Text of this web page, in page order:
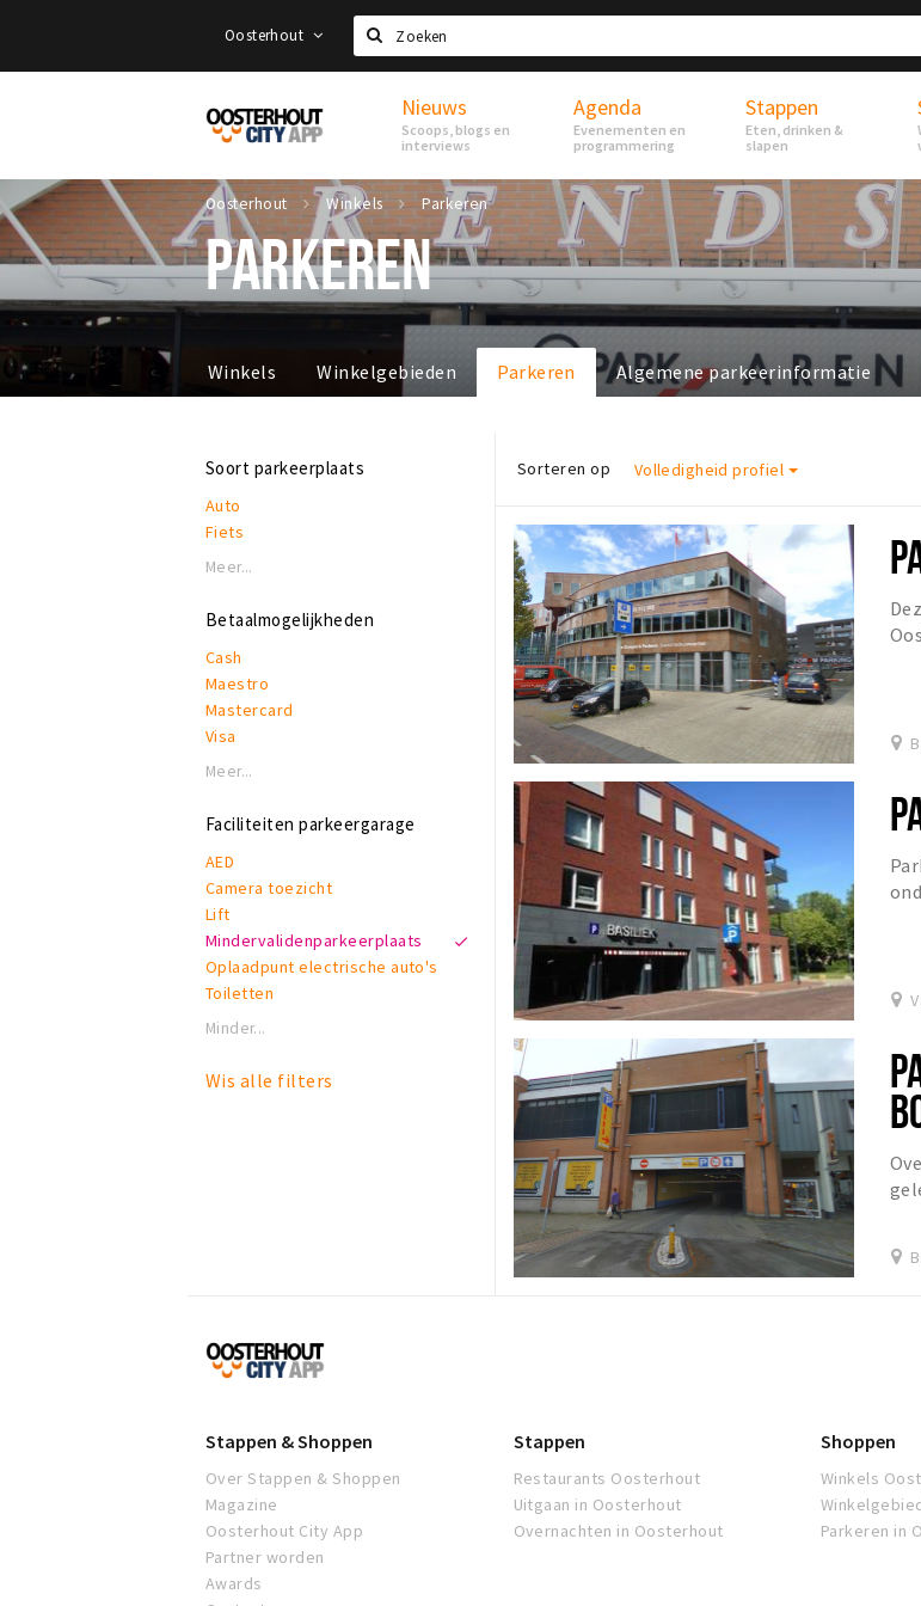
Oosterhout
Zoeken
Proef
Oosterhout
Nieuws
Scoops, blogs en
interviews
Agenda
Evenementen en
programmering
Stappen
Eten, drinken &
slapen
Oosterhout Winkels Parkeren
PARKEREN
Winkels Winkelgebieden Parkeren Algemene parkeerinformatie
Soort parkeerplaats
Auto
Fiets
Meer...
Betaalmogelijkheden
Cash
Maestro
Mastercard
Visa
Meer...
Faciliteiten parkeergarage
AED
Camera toezicht
Lift
Mindervalidenparkeerplaats
Oplaadpunt electrische auto's
Toiletten
Minder...
Wis alle filters
Sorteren op Volledigheid profiel
Proef
Oosterhout
Stappen & Shoppen
Over Stappen & Shoppen
Magazine
Oosterhout City App
Partner worden
Awards
Stappen
Restaurants Oosterhout
Uitgaan in Oosterhout
Overnachten in Oosterhout
Shoppen
Winkels
Parkeren in